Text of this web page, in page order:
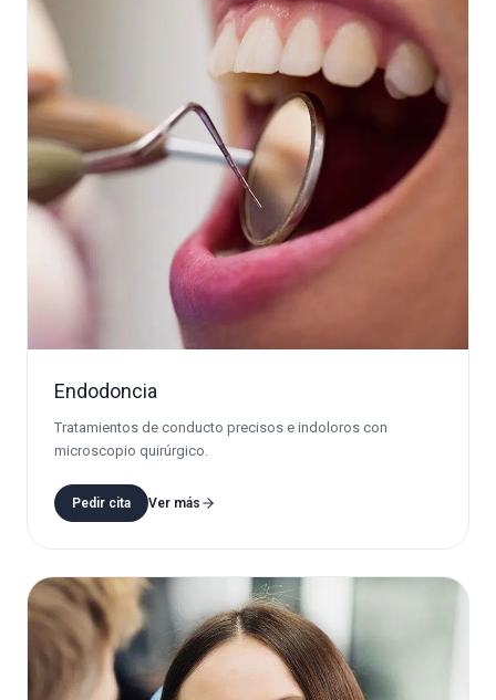
Endodoncia
Tratamientos de conducto precisos e indoloros con
microscopio quirúrgico.
Pedir cita Ver más